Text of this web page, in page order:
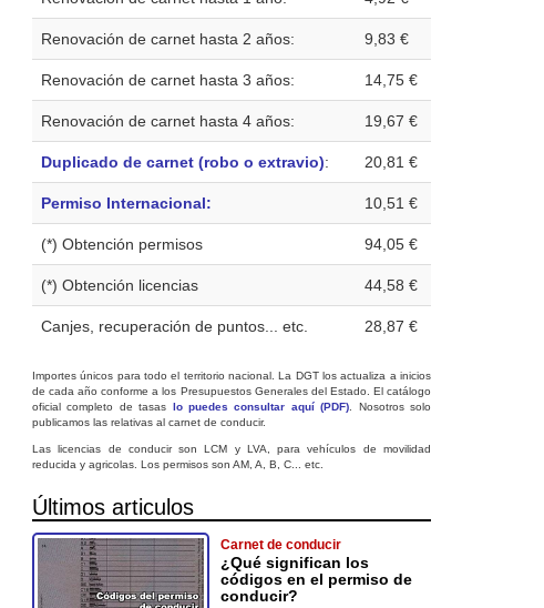
Renovación de carnet hasta 2 años: 9,83 €
Renovación de carnet hasta 3 años: 14,75 €
Renovación de carnet hasta 4 años: 19,67 €
Duplicado de carnet (robo o extravio): 20,81 €
Permiso Internacional: 10,51 €
(*) Obtención permisos 94,05 €
(*) Obtención licencias 44,58 €
Canjes, recuperación de puntos... etc. 28,87 €
Importes únicos para todo el territorio nacional. La DGT los actualiza a inicios
de cada año conforme a los Presupuestos Generales del Estado. El catálogo
oficial completo de tasas lo puedes consultar aquí (PDF) . Nosotros solo
publicamos las relativas al carnet de conducir.
Las licencias de conducir son LCM y LVA, para vehículos de movilidad
reducida y agricolas. Los permisos son AM, A, B, C... etc.
Últimos articulos
Carnet de conducir
¿Qué significan los
códigos en el permiso de
conducir?